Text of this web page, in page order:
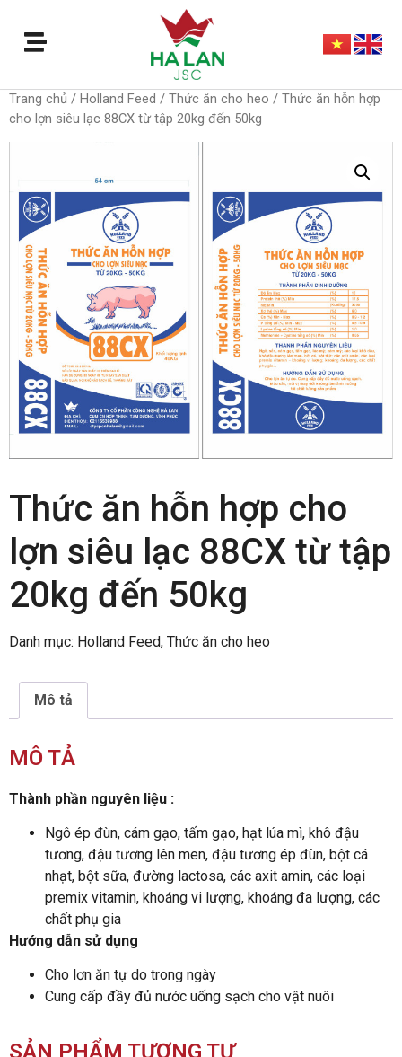
Trang chủ / Holland Feed / Thức ăn cho heo / Thức ăn hỗn hợp
cho lợn siêu lạc 88CX từ tập 20kg đến 50kg
Thức ăn hỗn hợp cho
lợn siêu lạc 88CX từ tập
20kg đến 50kg
Danh mục: Holland Feed, Thức ăn cho heo
Mô tả
MÔ TẢ
Thành phần nguyên liệu :
Ngô ép đùn, cám gạo, tấm gạo, hạt lúa mì, khô đậu
tương, đậu tương lên men, đậu tương ép đùn, bột cá
nhạt, bột sữa, đường lactosa, các axit amin, các loại
premix vitamin, khoáng vi lượng, khoáng đa lượng, các
chất phụ gia
Hướng dẫn sử dụng
Cho lơn ăn tự do trong ngày
Cung cấp đầy đủ nước uống sạch cho vật nuôi
SẢN PHẨM TƯƠNG TỰ